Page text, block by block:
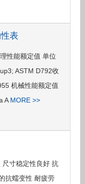
表
性能额定值 单位
ASTM D792收
机械性能额定值
A MORE >>
尺寸稳定性良好 抗
抗蠕变性 耐疲劳